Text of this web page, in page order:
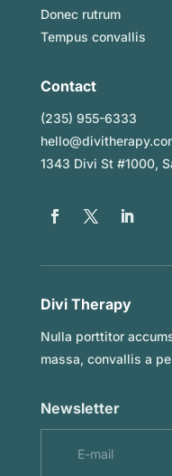
Donec rutrum
Tempus convallis
Contact
(235) 955-6333
1343 Divi St #1000,
Divi Therapy
Nulla porttitor
massa, convallis a
Newsletter